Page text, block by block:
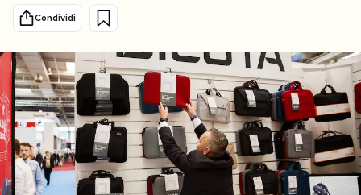
Economia
Sport
PODCAST
NEWSLETTER
Condividi